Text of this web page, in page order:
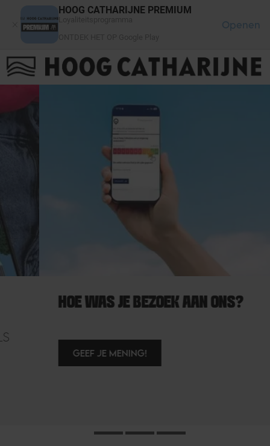
HOOG CATHARIJNE PREMIUM
Openen
FAQ
HET WINKELCENTRUM
LOG IN
HOE WAS JE BEZOEK AAN ONS?
GEEF JE MENING!
Cookies beheer paneel